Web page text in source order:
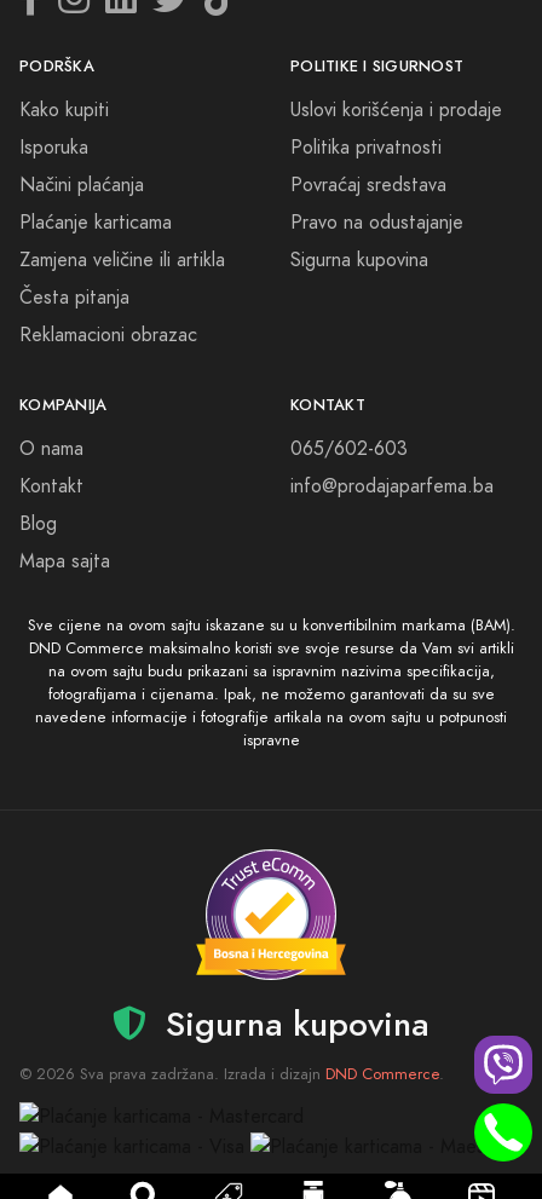
PODRŠKA
Kako kupiti
Isporuka
Načini plaćanja
Plaćanje karticama
Zamjena veličine ili artikla
Česta pitanja
Reklamacioni obrazac
POLITIKE I SIGURNOST
Uslovi korišćenja i prodaje
Politika privatnosti
Povraćaj sredstava
Pravo na odustajanje
Sigurna kupovina
KOMPANIJA
O nama
Kontakt
Blog
Mapa sajta
KONTAKT
065/602-603
info@prodajaparfema.ba
Sve cijene na ovom sajtu iskazane su u konvertibilnim markama (BAM).
DND Commerce maksimalno koristi sve svoje resurse da Vam svi artikli
na ovom sajtu budu prikazani sa ispravnim nazivima specifikacija,
fotografijama i cijenama. Ipak, ne možemo garantovati da su sve
navedene informacije i fotografije artikala na ovom sajtu u potpunosti
ispravne
Sigurna kupovina
© 2026 Sva prava zadržana. Izrada i dizajn DND Commerce.